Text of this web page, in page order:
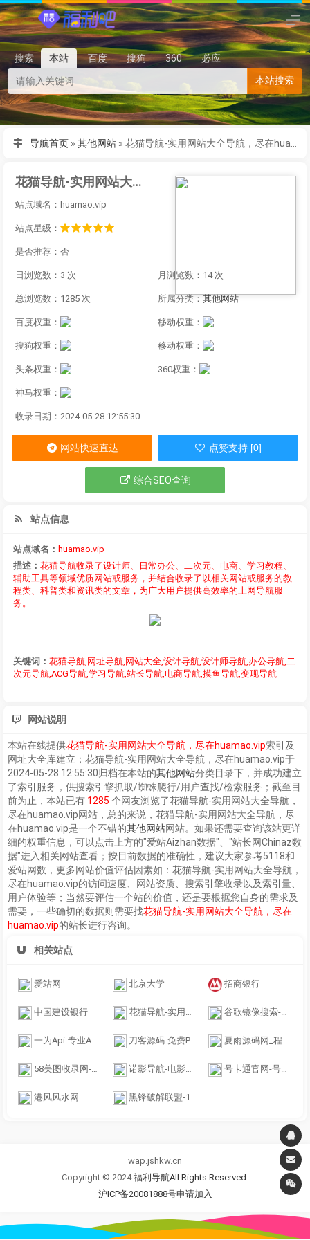
搜索 本站 百度 搜狗 360
必应
本站搜索
导航首页 » 其他网站 »
花猫导航-实用网站大全导航，尽在huamao.vip
站点域名：huamao.vip
站点星级：
是否推荐：否
日浏览数：3 次 月浏览数：14 次
总浏览数：1285 次 所属分类： 其他网站
百度权重： 移动权重：
搜狗权重： 移动权重：
头条权重： 360权重：
神马权重：
收录日期：2024-05-28 12:55:30
网站快速直达 点赞支持 [0]
综合SEO查询
站点信息
站点域名： huamao.vip
描述： 花猫导航收录了设计师、日常办公、二次元、电商、学习教程、
辅助工具等领域优质网站或服务，并结合收录了以相关网站或服务的教
程类、科普类和资讯类的文章，为广大用户提供高效率的上网导航服
务。
关键词： 花猫导航,网址导航,网站大全,设计导航,设计师导航,办公导航,二
次元导航,ACG导航,学习导航,站长导航,电商导航,摸鱼导航,变现导航
网站说明
本站在线提供花猫导航-实用网站大全导航，尽在huamao.vip索引及
网址大全库建立； 花猫导航-实用网站大全导航，尽在huamao.vip于
2024-05-28 12:55:30归档在本站的其他网站分类目录下，并成功建立
了索引服务，供搜索引擎抓取/蜘蛛爬行/用户查找/检索服务；截至目
前为止，本站已有 1285 个网友浏览了花猫导航-实用网站大全导航，
尽在huamao.vip网站，总的来说， 花猫导航-实用网站大全导航，尽
在huamao.vip是一个不错的其他网站网站。如果还需要查询该站更详
细的权重信息，可以点击上方的"爱站Aizhan数据"、"站长网Chinaz数
据"进入相关网站查看；按目前数据的准确性，建议大家参考5118和
爱站网数，更多网站价值评估因素如： 花猫导航-实用网站大全导航，
尽在huamao.vip的访问速度、网站资质、搜索引擎收录以及索引量、
用户体验等；当然要评估一个站的价值，还是要根据您自身的需求及
需要，一些确切的数据则需要找花猫导航-实用网站大全导航，尽在
huamao.vip的站长进行咨询。
相关站点
爱站网 北京大学 招商银行
中国建设银行 花猫导航-实用网站大全导航，尽在huamao.vip 谷歌镜像搜索-Google镜像一个神奇的网站！
一为Api-专业API提供-一为忆博客(iowen.cn) 刀客源码-免费PHP网站源码模板,插件软件资源分享平台！ 夏雨源码网_程序源码_主题模板_专注于优质资源分享!
58美图收录网-自动收录网站-流量交换-自动链 诺影导航-电影视频网址导航 号卡通官网-号卡分销系统
港风风水网 黑锋破解联盟-12年专注wap个人网站导航
wap.jshkw.cn
Copyright © 2024福利导航All Rights Reserved.
沪ICP备20081888号申请加入